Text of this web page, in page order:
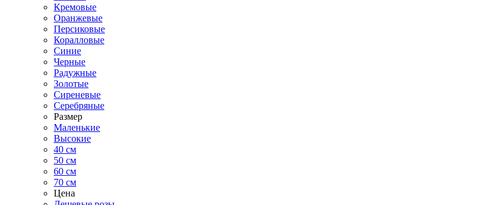
Кремовые
Оранжевые
Персиковые
Коралловые
Синие
Черные
Радужные
Золотые
Сиреневые
Серебряные
Размер
Маленькие
Высокие
40 см
50 см
60 см
70 см
Цена